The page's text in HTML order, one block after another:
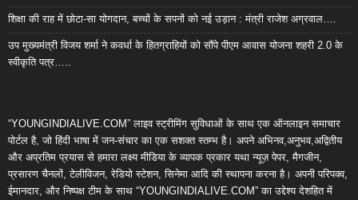
शिक्षा की राह में छोटा-सा योगदान, बच्चों के सपनों को नई उड़ान : मंत्री राजेश अग्रवाल….
उप मुख्यमंत्री विजय शर्मा ने कवर्धा के हितग्राहियों को सौंपे पीएम आवास योजना शहरी 2.0 के
स्वीकृति पत्र…..
“YOUNGINDIALIVE.COM” लाइव स्ट्रीमिंग सुविधाओं के साथ एक ऑनलाइन समाचार
पोर्टल है, जो हिंदी भाषा में जन-संचार का एक सशक्त स्तम्भ है। अपने अभिनव,अनुभव,अद्वितीय
और अप्रतिम प्रयास से हमारा लक्ष्य मीडिया के व्यापक प्रकार यथा न्यूज़ पेपर, मैगजीन,
प्रसारण चैनलों, टेलीविजन, रेडियो स्टेशन, सिनेमा आदि की स्थापना करना है। अपनी परिपक्व,
ईमानदार, और निष्पक्ष टीम के साथ “YOUNGINDIALIVE.COM” का उद्देश्य देशहित में